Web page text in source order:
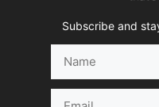
Subscribe and